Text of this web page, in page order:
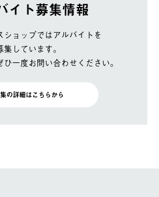
イト募集情報
ショップではアルバイトを
集しています。
一度お問い合わせください。
の詳細はこちらから